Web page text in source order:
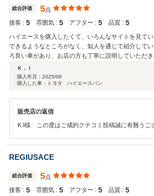
ださい。メンテナンスでお会いできる日を楽しみ
総合評価 5点
接客 : 5 雰囲気 : 5 アフター : 5 品質 : 5
ハイエースを購入したくて、いろんなサイトを見て
できるようなところがなく、知人を通じて紹介して
ろ良い車があり、お店の方も丁寧に説明していただ
納車時も丁寧に説明をして頂き、スタッフの方もと
イエースをお探しの方は、おすすめです。
Ｋ．Ｉ
購入年月： 2025/08
購入した車：トヨタ ハイエースバン
販売店の返信
K.I様 この度はご成約クチコミ投稿誠に有難うご
に大切に乗って頂いてるようで嬉しかったです。
富でいろいろとカッコよくされておられたので楽
フ一同引き締めて今まで以上の配慮をさせていた
社のお得意様のご紹介とあっては精一杯させてい
です。またご来店お待ちしております。
REGIUSACE
総合評価 5点
接客 : 5 雰囲気 : 5 アフター : 5 品質 : 5